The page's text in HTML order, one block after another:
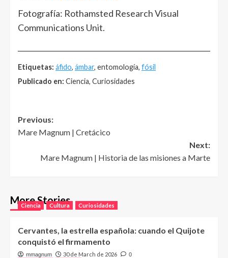
Fotografía: Rothamsted Research Visual
Communications Unit.
Etiquetas: áfido, ámbar, entomología, fósil
Publicado en: Ciencia, Curiosidades
Post
navigation
Previous:
Mare Magnum | Cretácico
Next:
Mare Magnum | Historia de las misiones a Marte
More Stories
Ciencia Cultura Curiosidades
Cervantes, la estrella española: cuando el Quijote
conquistó el firmamento
mmagnum 30 de March de 2026 0